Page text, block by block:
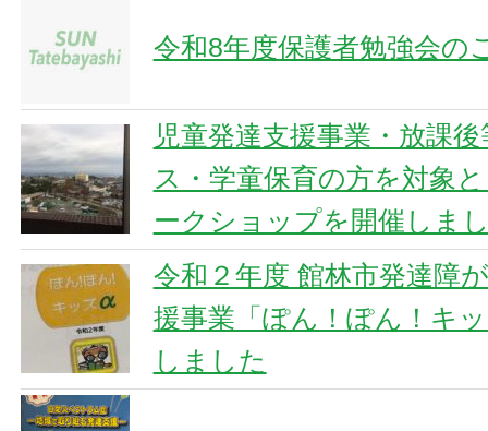
令和8年度保護者勉強会の
児童発達支援事業・放課
ス・学童保育の方を対象
ークショップを開催しま
令和２年度 館林市発達障
援事業「ぽん！ぽん！キ
しました